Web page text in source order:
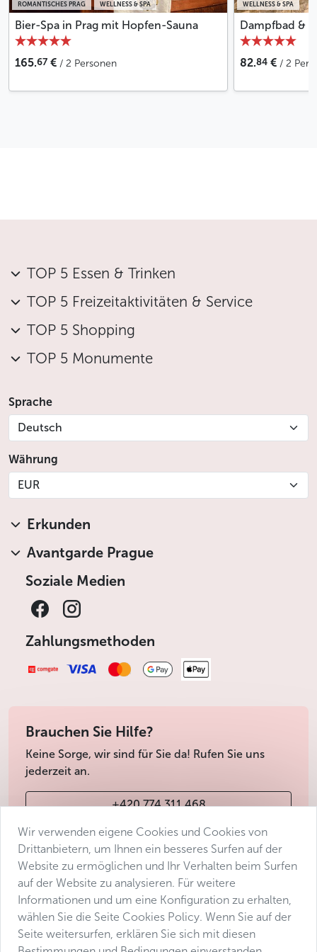
gebührenfrei
Stornierung weniger als 24 Stunden vor Beginn:
Eine Stornierungsgebühr von 50 % wird
berechnet
ROMANTISCHES PRAG WELLNESS & SPA
Bier-Spa in Prag mit Hopfen-Sauna
165.67 € / 2 Personen
WELLNESS & SPA
Dampfbad &
82.84 € / 2
TOP 5 Essen & Trinken
TOP 5 Freizeitaktivitäten & Service
TOP 5 Shopping
TOP 5 Monumente
Sprache
Deutsch
Währung
EUR
Erkunden
Avantgarde Prague
Soziale Medien
Zahlungsmethoden
Brauchen Sie Hilfe?
Keine Sorge, wir sind für Sie da! Rufen Sie uns
jederzeit an.
+420 774 311 468
info@avantgarde-prague.cz
Geschäftsbedingungen
Datenschutz
Barrierefreiheitserklärung
Wir verwenden eigene Cookies und Cookies von
Drittanbietern, um Ihnen ein besseres Surfen auf der
Website zu ermöglichen und Ihr Verhalten beim Surfen
auf der Website zu analysieren. Für weitere
Informationen und um eine Konfiguration zu erhalten,
wählen Sie die Seite Cookies Policy. Wenn Sie auf der
Seite weitersurfen, erklären Sie sich mit diesen